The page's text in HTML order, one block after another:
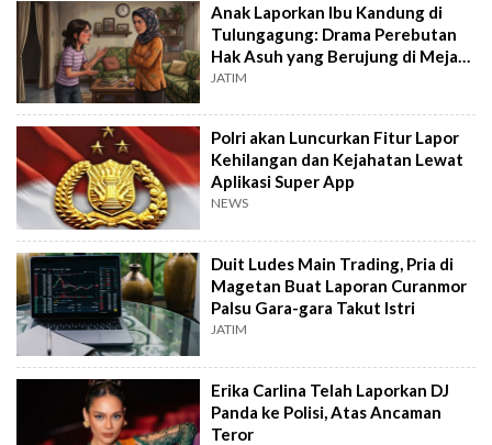
Anak Laporkan Ibu Kandung di
Tulungagung: Drama Perebutan
Hak Asuh yang Berujung di Meja
Polisi
JATIM
Polri akan Luncurkan Fitur Lapor
Kehilangan dan Kejahatan Lewat
Aplikasi Super App
NEWS
Duit Ludes Main Trading, Pria di
Magetan Buat Laporan Curanmor
Palsu Gara-gara Takut Istri
JATIM
Erika Carlina Telah Laporkan DJ
Panda ke Polisi, Atas Ancaman
Teror